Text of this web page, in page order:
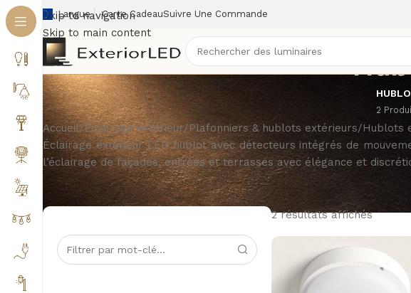
Skip to navigation
Skip to main content
Langue Carte CadeauSuivre Une Commande
2
Accueil/Éclairage extérieur/Plafonniers & hublots extérieurs/Hublots
Éclairage extérieur LED hublot avec détecteurs intégrés de
l’éclairage de façades, entrées et terrasses avec élégance et
2 résultats affichés